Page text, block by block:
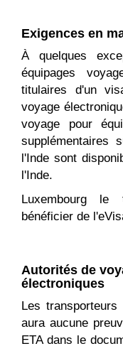
Exigences en
À quelques
équipages
titulaires d'un
voyage
voyage pour
supplémentaires
l'Inde sont
l'Inde.
Luxembourg le
bénéficier de
Autorités de
électroniques
Les
aura aucune
ETA dans le